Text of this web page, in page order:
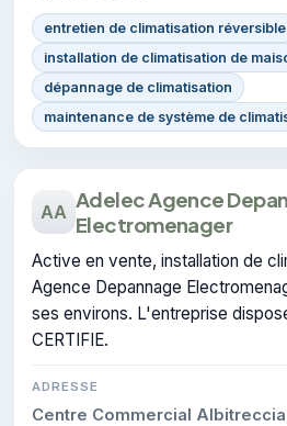
entretien de climatisation réversible
installation de climatisation de
dépannage de climatisation
maintenance de système de
AA Adelec Agence
Electromenager
Active en vente, installation de
Agence Depannage
ses environs. L'entreprise
CERTIFIE.
ADRESSE
Centre Commercial